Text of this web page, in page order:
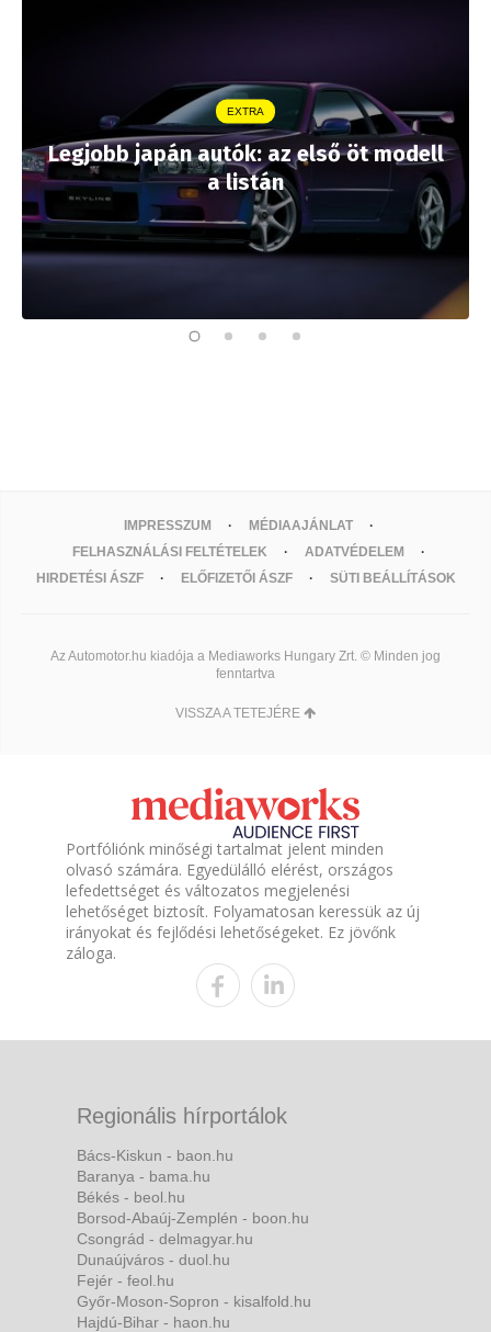
EXTRA
Legjobb japán autók: az első öt modell
a listán
IMPRESSZUM
MÉDIAAJÁNLAT
FELHASZNÁLÁSI FELTÉTELEK
ADATVÉDELEM
HIRDETÉSI ÁSZF
ELŐFIZETŐI ÁSZF SÜTI BEÁLLÍTÁSOK
Az Automotor.hu kiadója a Mediaworks Hungary Zrt. © Minden jog
fenntartva
VISSZA A TETEJÉRE
Portfóliónk minőségi tartalmat jelent minden
olvasó számára. Egyedülálló elérést, országos
lefedettséget és változatos megjelenési
lehetőséget biztosít. Folyamatosan keressük az új
irányokat és fejlődési lehetőségeket. Ez jövőnk
záloga.
Regionális hírportálok
Bács-Kiskun - baon.hu
Baranya - bama.hu
Békés - beol.hu
Borsod-Abaúj-Zemplén - boon.hu
Csongrád - delmagyar.hu
Dunaújváros - duol.hu
Fejér - feol.hu
Győr-Moson-Sopron - kisalfold.hu
Hajdú-Bihar - haon.hu